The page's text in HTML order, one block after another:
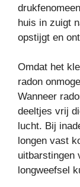
huis in zuigt
opstijgt en
Omdat het
radon
Wanneer
deeltjes vrij
lucht. Bij
longen vast
uitbarstingen
longweefsel